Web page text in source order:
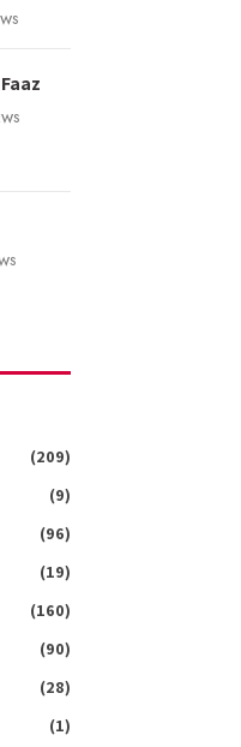
(209)
(9)
(96)
(19)
(160)
(90)
(28)
(1)